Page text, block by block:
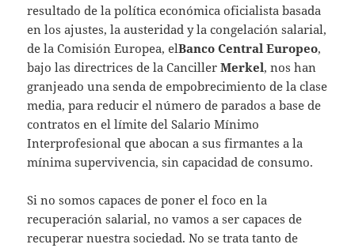
resultado de la política económica oficialista basada
en los ajustes, la austeridad y la congelación salarial,
de la Comisión Europea, elBanco Central Europeo,
bajo las directrices de la CancillerMerkel, nos han
granjeado una senda de empobrecimiento de la clase
media, para reducir el número de parados a base de
contratos en el límite del Salario Mínimo
Interprofesional que abocan a sus firmantes a la
mínima supervivencia, sin capacidad de consumo.
Si no somos capaces de poner el foco en la
recuperación salarial, no vamos a ser capaces de
recuperar nuestra sociedad. No se trata tanto de